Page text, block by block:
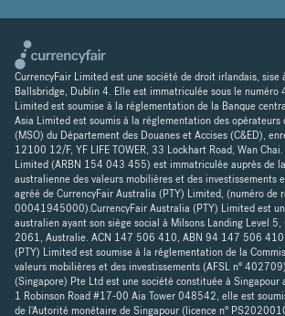
CurrencyFair Limited est une société de droit irlandais, sise
Ballsbridge, Dublin 4. Elle est immatriculée sous le
Limited est soumise à la réglementation de la Banque
Asia Limited est soumis à la réglementation des opérateurs
(MSO) du Département des Douanes et Accises (C&ED),
12100 12/F, YF LIFE TOWER, 33 Lockhart Road, Wan
Limited (ARBN 154 043 455) est immatriculée auprès de
australienne des valeurs mobilières et des investissements
agréé de CurrencyFair Australia (PTY) Limited, (numéro de
00041945000).CurrencyFair Australia (PTY) Limited est
australien ayant son siège social à Milsons Landing Level
2061, Australie. ACN 147 506 410, ABN 94 147 506
(PTY) Limited est soumise à la réglementation de la
valeurs mobilières et des investissements (AFSL n°
(Singapore) Pte Ltd est une société constituée à Singapour
1 Robinson Road #17-00 Aia Tower 048542, elle est
de l'Autorité monétaire de Singapour (licence n°